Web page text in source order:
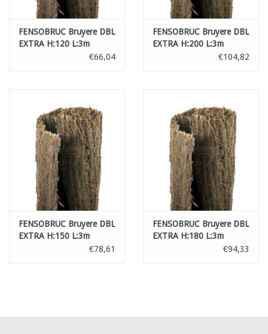
FENSOBRUC Bruyere DBL
EXTRA H:120 L:3m
€66,04
FENSOBRUC Bruyere DBL
EXTRA H:200 L:3m
€104,82
FENSOBRUC Bruyere DBL
EXTRA H:150 L:3m
€78,61
FENSOBRUC Bruyere DBL
EXTRA H:180 L:3m
€94,33